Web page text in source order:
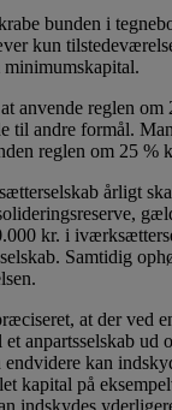
bunden i
kun
minimumskapital.
anvende reglen om
til andre formål.
reglen om 25 %
årligt
kr. i
Samtidig
at der ved
anpartsselskab ud
endvidere kan
kapital på
indskydes